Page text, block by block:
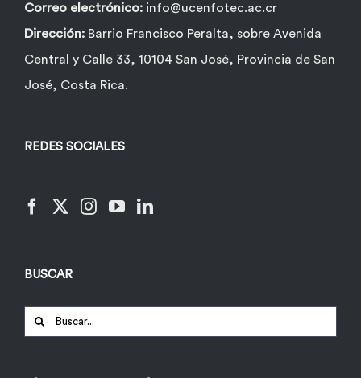
Correo electrónico: info@ucenfotec.ac.cr
Dirección: Barrio Francisco Peralta, sobre Avenida
Central y Calle 33, 10104 San José, Provincia de San
José, Costa Rica.
REDES SOCIALES
BUSCAR
Buscar: